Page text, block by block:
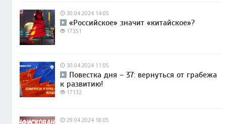
30.04.2024 14:05
«Российское» значит «китайское»?
17351
30.04.2024 11:05
Повестка дня – 37: вернуться от грабежа
к развитию!
17132
29.04.2024 18:05